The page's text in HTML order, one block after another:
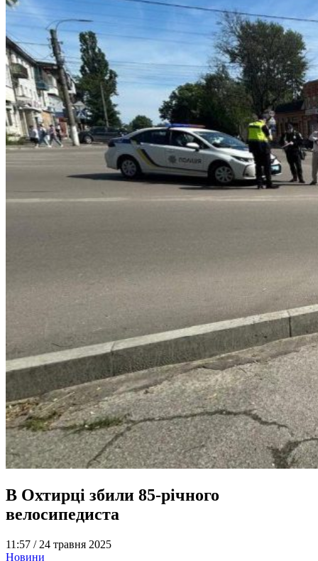
В Охтирці збили 85-річного
велосипедиста
11:57 / 24 травня 2025
Новини